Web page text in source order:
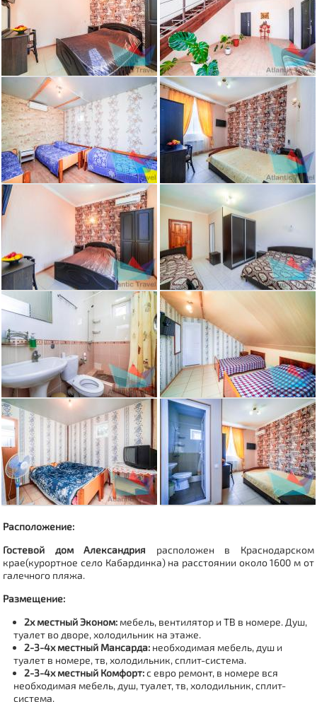
Расположение:
Гостевой дом Александрия расположен в Краснодарском
крае(курортное село Кабардинка) на расстоянии около 1600 м от
галечного пляжа.
Размещение:
2х местный Эконом: мебель, вентилятор и ТВ в номере. Душ,
туалет во дворе, холодильник на этаже.
2-3-4х местный Мансарда: необходимая мебель, душ и
туалет в номере, тв, холодильник, сплит-система.
2-3-4х местный Комфорт:с евро ремонт, в номере вся
необходимая мебель, душ, туалет, тв, холодильник, сплит-
система.